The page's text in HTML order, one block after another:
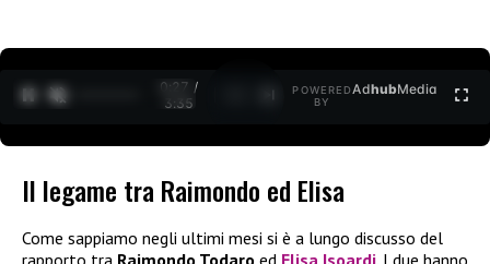
0:27 /
3:35
POWERED
BY
AdhubMedia
Il legame tra Raimondo ed Elisa
Come sappiamo negli ultimi mesi si è a lungo discusso del